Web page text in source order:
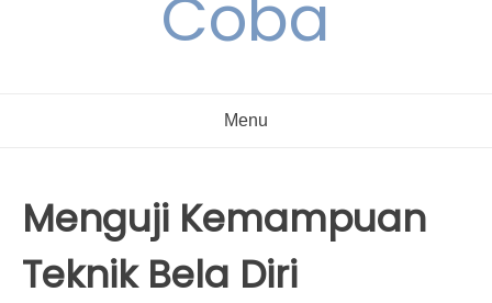
Coba
Menu
Menguji Kemampuan
Teknik Bela Diri